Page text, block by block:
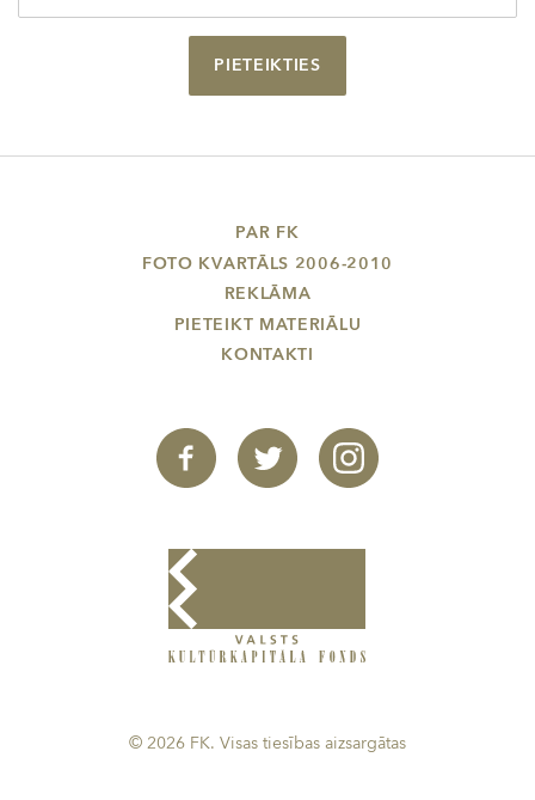
PIETEIKTIES
PAR FK
FOTO KVARTĀLS 2006-2010
REKLĀMA
PIETEIKT MATERIĀLU
KONTAKTI
© 2026 FK. Visas tiesības aizsargātas